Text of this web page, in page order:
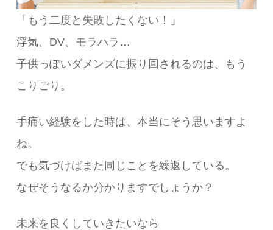
「もう二度と失敗したくない！」
浮気、DV、モラハラ…
子供っぽいダメンズに振り回されるのは、もう
こりごり。
手痛い経験をした時は、本当にそう思いますよ
ね。
でも気づけばまた同じことを繰返している。
なぜそうなるか分かりますでしょうか？
未来を良くしていきたいなら